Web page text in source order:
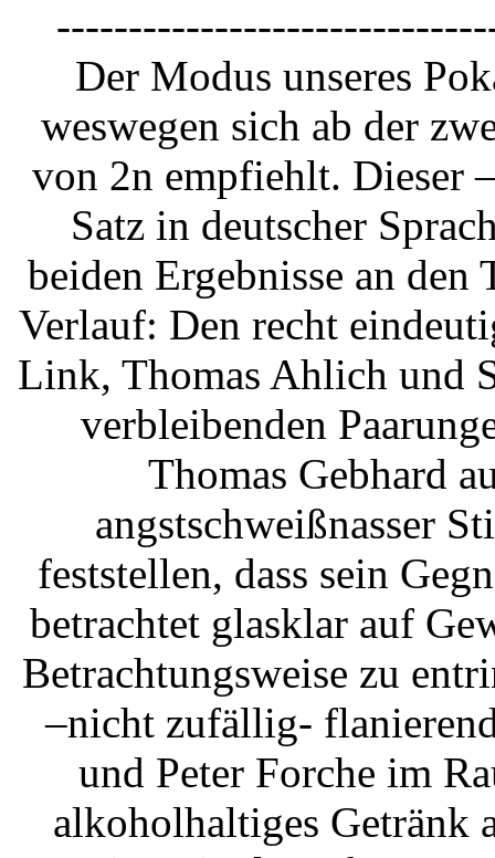
Der Modus unseres
weswegen sich ab der
von 2n empfiehlt. Dieser
Satz in deutscher
beiden Ergebnisse an
Verlauf: Den recht
Link, Thomas Ahlich und
verbleibenden
Thomas Gebhard
angstschweißnasser
feststellen, dass sein
betrachtet glasklar auf
Betrachtungsweise zu
–nicht zufällig-
und Peter Forche im
alkoholhaltiges Getränk